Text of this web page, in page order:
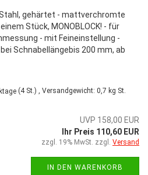
gehärtet - mattverchromte
Stück, MONOBLOCK! - für
- mit Feineinstellung -
Schnabellängebis 200 mm, ab
(4 St.) , Versandgewicht: 0,7 kg St.
UVP 158,00 EUR
Ihr Preis 110,60 EUR
zzgl. 19% MwSt. zzgl. Versand
IN DEN WARENKORB